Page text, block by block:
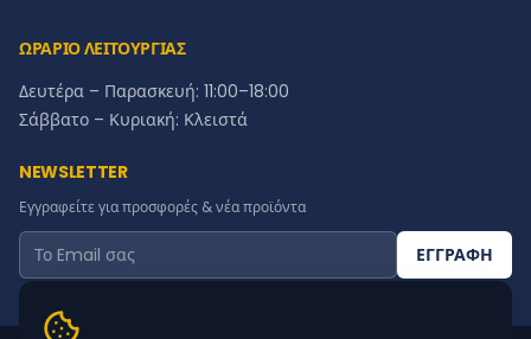
ΩΡΑΡΙΟ ΛΕΙΤΟΥΡΓΙΑΣ
Δευτέρα – Παρασκευή: 11:00–18:00
Σάββατο – Κυριακή: Κλειστά
NEWSLETTER
Εγγραφείτε για προσφορές & νέα προϊόντα
ΕΓΓΡΑΦΗ